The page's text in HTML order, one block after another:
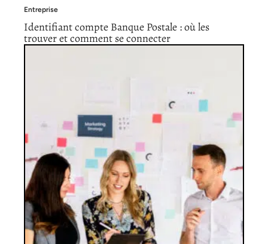
Entreprise
Identifiant compte Banque Postale : où les
trouver et comment se connecter